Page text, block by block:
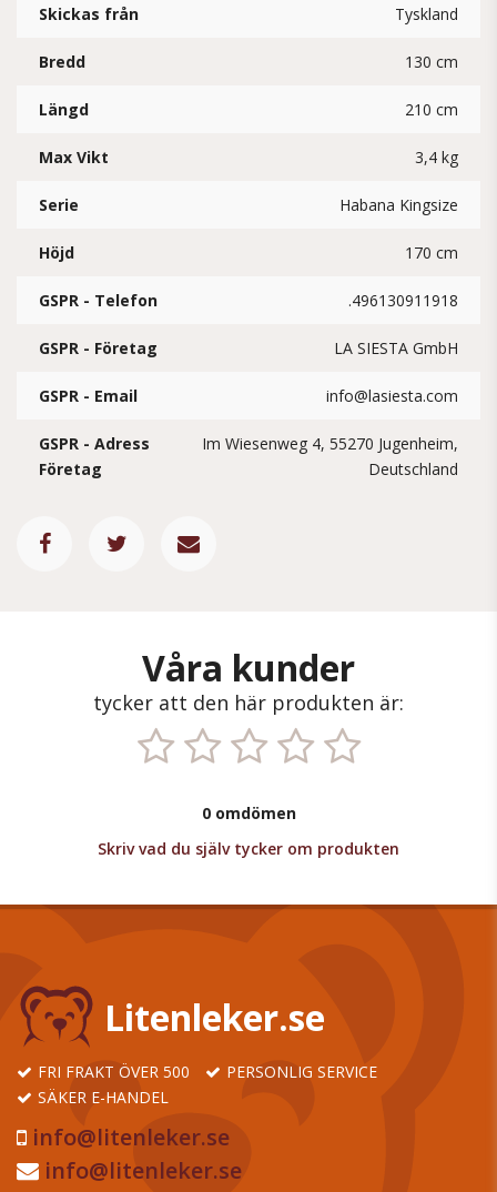
Skickas från Tyskland
Bredd 130 cm
Längd 210 cm
Max Vikt 3,4 kg
Serie Habana Kingsize
Höjd 170 cm
GSPR - Telefon .496130911918
GSPR - Företag LA SIESTA GmbH
GSPR - Email info@lasiesta.com
GSPR - Adress
Företag
Im Wiesenweg 4, 55270 Jugenheim,
Deutschland
Våra kunder
tycker att den här produkten är:
0 omdömen
Skriv vad du själv tycker om produkten
Litenleker.se
FRI FRAKT ÖVER 500
PERSONLIG SERVICE
SÄKER E-HANDEL
info@litenleker.se
info@litenleker.se